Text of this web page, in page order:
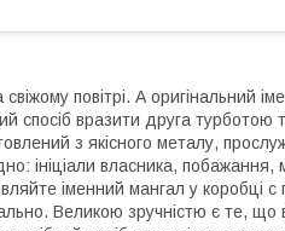
повітрі. А оригінальний
спосіб вразити друга турботою
з якісного металу,
ініціали власника,
іменний мангал у коробці с
Великою зручністю є те, що